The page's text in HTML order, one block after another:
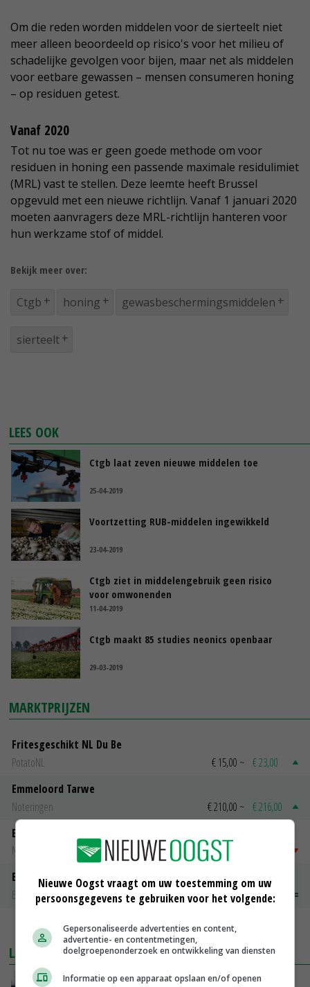
Om die reden worden middelen voor de sierteelt niet
meer alleen beoordeeld op risico's voor het milieu of
schadelijke gevolgen voor bijen, maar net als middelen
voor eetbare gewassen – mensen consumeren honing
– op residuen getest.
Vanaf 2020
Tot nu toe was er geen goede methode om voor
residuen in honing een passende maximale residulimiet
(MRL) vast te stellen. Deze leemte heeft Brussel
opgevuld met een nieuwe richtlijn. Vanaf 1 januari 2020
moeten aanvragers deze MRL-richtlijn hanteren voor
hun werkzame stof of middel.
Bekijk meer over:
Ctgb honing gewasbeschermingsmiddelen
sierteelt
LEES OOK
Ctgb laat zeven nieuwe middelen toe
25-04-2019
Voortzetting RUB-middelen ingewikkeld
23-04-2019
Ctgb ziet in middelengebruik geen risico
voor omwonenden
11-04-2019
Ctgb maakt 85 studies neonics openbaar
29-03-2019
MARKTPRIJZEN
Fritesgeschikt NL Du Be
PotatoNL
€ 15,00 ~ € 23,00
Emmeloord Tarwe
Noteringen
€ 210,00 ~ € 216,00
Emmeloord Schaaltjespeen
Noteringen
€ 5,00
Bintje A 28/35
Bintje Info
€ 48,00~ € 52,00
MEER MARKTPRIJZEN
LAATSTE NIEUWS
Gemiddelde Europese melkprijs daalt licht in
Nieuwe Oogst vraagt om uw toestemming om uw
persoonsgegevens te gebruiken voor het volgende:
Gepersonaliseerde advertenties en content,
advertentie- en contentmetingen,
doelgroepenonderzoek en ontwikkeling van diensten
Informatie op een apparaat opslaan en/of openen